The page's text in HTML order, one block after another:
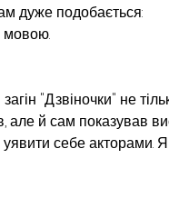
дуже подобається:
мовою.
"Дзвіночки" не
але й сам показував
себе акторами.